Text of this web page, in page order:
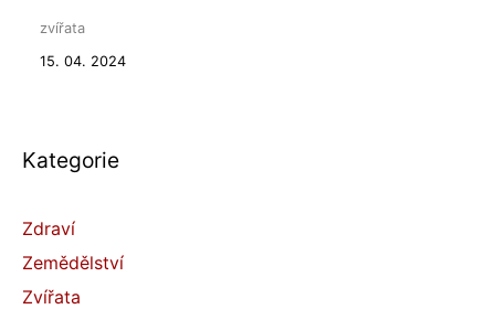
zvířata
15. 04. 2024
Kategorie
Zdraví
Zemědělství
Zvířata